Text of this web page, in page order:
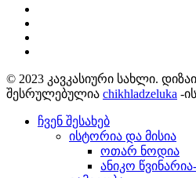
© 2023 კავკასიური სახლი.
შესრულებულია chikhladzeluka -
ჩვენ შესახებ
ისტორია და მისია
ოთარ ნოდია
ანიკო